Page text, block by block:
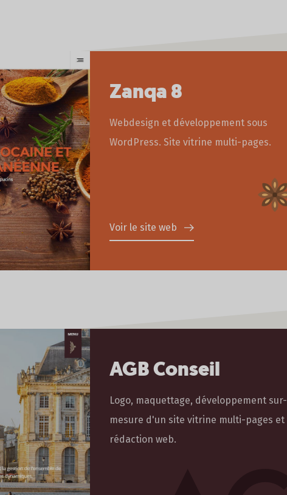
Zanqa 8
Webdesign et développement sous
WordPress. Site vitrine multi-pages.
Voir le site web
AGB Conseil
Logo, maquettage, développement sur-
mesure d'un site vitrine multi-pages et
rédaction web.